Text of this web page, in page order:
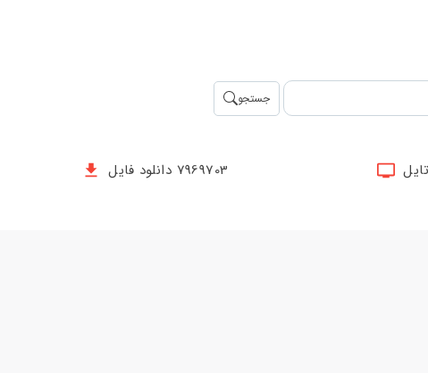
جستجو
7969703 دانلود فایل